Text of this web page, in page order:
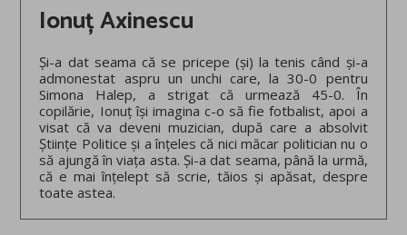
Ionuț Axinescu
Și-a dat seama că se pricepe (și) la tenis când și-a
admonestat aspru un unchi care, la 30-0 pentru
Simona Halep, a strigat că urmează 45-0. În
copilărie, Ionuț își imagina c-o să fie fotbalist, apoi a
visat că va deveni muzician, după care a absolvit
Științe Politice și a înțeles că nici măcar politician nu o
să ajungă în viața asta. Și-a dat seama, până la urmă,
că e mai înțelept să scrie, tăios și apăsat, despre
toate astea.